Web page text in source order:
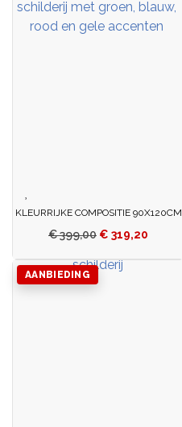
KLEURRIJKE COMPOSITIE 90X120CM
€399,00 € 319,20
AANBIEDING